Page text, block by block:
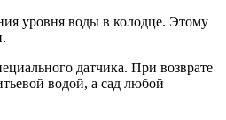
уровня воды в колодце. Этому
датчика. При возврате
водой, а сад любой